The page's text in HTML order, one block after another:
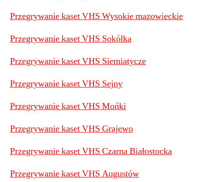
Przegrywanie kaset VHS Wysokie mazowieckie
Przegrywanie kaset VHS Sokółka
Przegrywanie kaset VHS Siemiatycze
Przegrywanie kaset VHS Sejny
Przegrywanie kaset VHS Mońki
Przegrywanie kaset VHS Grajewo
Przegrywanie kaset VHS Czarna Białostocka
Przegrywanie kaset VHS Augustów